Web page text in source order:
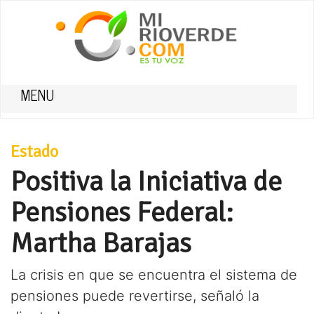
MENU
Estado
Positiva la Iniciativa de
Pensiones Federal:
Martha Barajas
La crisis en que se encuentra el sistema de
pensiones puede revertirse, señaló la